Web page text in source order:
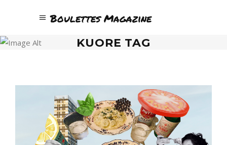
Boulettes Magazine
KUORE TAG